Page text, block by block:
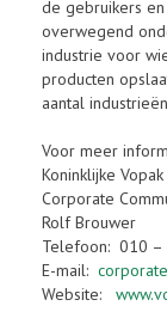
de gebruikers
overwegend
industrie voor
producten
aantal
Voor meer
Koninklijke Vopak
Corporate
Rolf Brouwer
Telefoon: 010 –
E-mail:
Website: